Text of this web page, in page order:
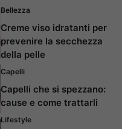
Bellezza
Creme viso idratanti per
prevenire la secchezza
della pelle
Capelli
Capelli che si spezzano:
cause e come trattarli
Lifestyle